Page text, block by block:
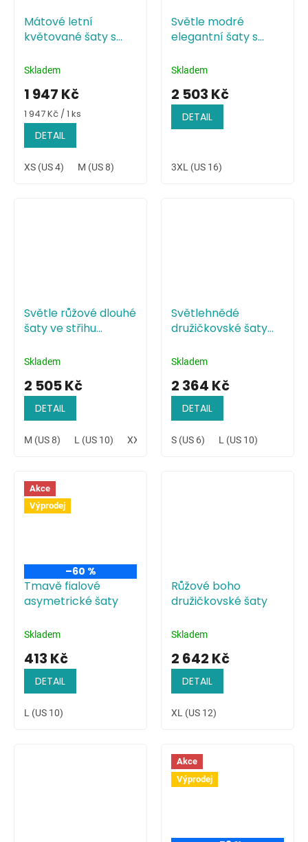
Mátové letní
květované šaty s
Skladem
1 947 Kč
Měrná
cena:
1 947 Kč / 1 ks
DETAIL
XS (US 4) M (US 8)
Světle modré
elegantní šaty s
živůtkem
Skladem
2 503 Kč
DETAIL
3XL (US 16)
Světle růžové dlouhé
šaty ve střihu
Skladem
2 505 Kč
DETAIL
M (US 8) L (US 10) XXL (US 14)
Světlehnědé
družičkovské šaty
stylu
Skladem
2 364 Kč
DETAIL
S (US 6) L (US 10)
Akce
Výprodej
–60 %
Tmavě fialové
asymetrické šaty
Skladem
413 Kč
DETAIL
L (US 10)
Růžové boho
družičkovské šaty
Skladem
2 642 Kč
DETAIL
XL (US 12)
Akce
Výprodej